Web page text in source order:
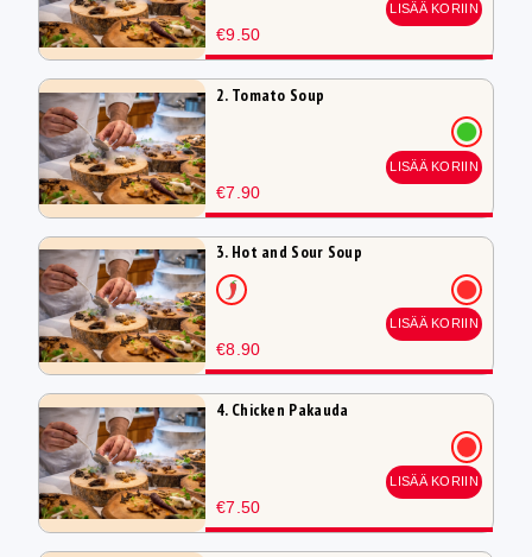
€9.50
LISÄÄ KORIIN
2. Tomato Soup
€7.90
LISÄÄ KORIIN
3. Hot and Sour Soup
€8.90
LISÄÄ KORIIN
4. Chicken Pakauda
€7.50
LISÄÄ KORIIN